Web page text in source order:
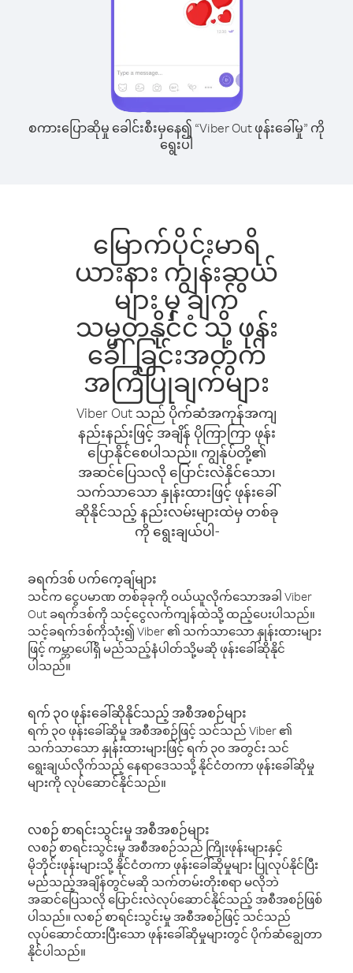
စကားပြောဆိုမှု ခေါင်းစီးမှနေ၍ “Viber Out ဖုန်းခေါ်မှု” ကို
ရွေးပါ
မြောက်ပိုင်းမာရိ
ယားနား ကျွန်းဆွယ်
များ မှ ချက်
သမ္မတနိုင်ငံ သို့ ဖုန်း
ခေါ်ခြင်းအတွက်
အကြံပြုချက်များ
Viber Out သည် ပိုက်ဆံအကုန်အကျ
နည်းနည်းဖြင့် အချိန် ပိုကြာကြာ ဖုန်း
ပြောနိုင်စေပါသည်။ ကျွန်ုပ်တို့၏
အဆင်ပြေသလို ပြောင်းလဲနိုင်သော၊
သက်သာသော နှုန်းထားဖြင့် ဖုန်းခေါ်
ဆိုနိုင်သည့် နည်းလမ်းများထဲမှ တစ်ခု
ကို ရွေးချယ်ပါ-
ခရက်ဒစ် ပက်ကေ့ချ်များ
သင်က ငွေပမာဏ တစ်ခုခုကို ဝယ်ယူလိုက်သောအခါ Viber
Out ခရက်ဒစ်ကို သင့်ငွေလက်ကျန်ထဲသို့ ထည့်ပေးပါသည်။
သင့်ခရက်ဒစ်ကိုသုံး၍ Viber ၏ သက်သာသော နှုန်းထားများ
ဖြင့် ကမ္ဘာပေါ်ရှိ မည်သည့်နံပါတ်သို့မဆို ဖုန်းခေါ်ဆိုနိုင်
ပါသည်။
ရက် ၃၀ ဖုန်းခေါ်ဆိုနိုင်သည့် အစီအစဉ်များ
ရက် ၃၀ ဖုန်းခေါ်ဆိုမှု အစီအစဉ်ဖြင့် သင်သည် Viber ၏
သက်သာသော နှုန်းထားများဖြင့် ရက် ၃၀ အတွင်း သင်
ရွေးချယ်လိုက်သည့် နေရာဒေသသို့ နိုင်ငံတကာ ဖုန်းခေါ်ဆိုမှု
များကို လုပ်ဆောင်နိုင်သည်။
လစဉ် စာရင်းသွင်းမှု အစီအစဉ်များ
လစဉ် စာရင်းသွင်းမှု အစီအစဉ်သည် ကြိုးဖုန်းများနှင့်
မိုဘိုင်းဖုန်းများသို့ နိုင်ငံတကာ ဖုန်းခေါ်ဆိုမှုများ ပြုလုပ်နိုင်ပြီး
မည်သည့်အချိန်တွင်မဆို သက်တမ်းတိုးစရာ မလိုဘဲ
အဆင်ပြေသလို ပြောင်းလဲလုပ်ဆောင်နိုင်သည့် အစီအစဉ်ဖြစ်
ပါသည်။ လစဉ် စာရင်းသွင်းမှု အစီအစဉ်ဖြင့် သင်သည်
လုပ်ဆောင်ထားပြီးသော ဖုန်းခေါ်ဆိုမှုများတွင် ပိုက်ဆံချွေတာ
နိုင်ပါသည်။